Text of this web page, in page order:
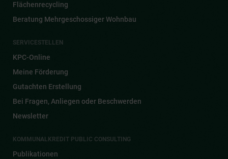
Flächenrecycling
Beratung Mehrgeschossiger Wohnbau
SERVICESTELLEN
KPC-Online
Meine Förderung
Gutachten Erstellung
Bei Fragen, Anliegen oder Beschwerden
Newsletter
KOMMUNALKREDIT PUBLIC CONSULTING
Publikationen